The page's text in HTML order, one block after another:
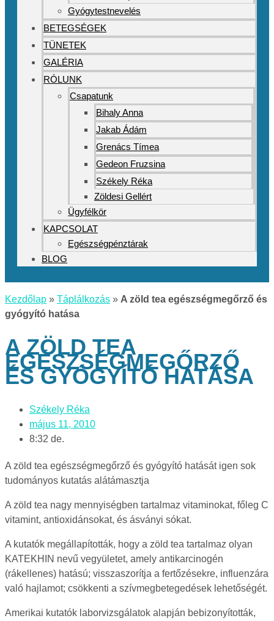
Gyógytestnevelés
BETEGSÉGEK
TÜNETEK
GALÉRIA
RÓLUNK
Csapatunk
Bihaly Anna
Jakab Ádám
Grenács Tímea
Gedeon Fruzsina
Székely Réka
Zöldesi Gellért
Ügyfélkör
KAPCSOLAT
Egészségpénztárak
BLOG
Kezdőlap » Táplálkozás » A zöld tea egészségmegőrző és
gyógyító hatása
A ZÖLD TEA
EGÉSZSÉGMEGŐRZŐ
ÉS GYÓGYÍTÓ HATÁSA
Székely Réka
május 11, 2010
8:32 de.
A zöld tea egészségmegőrző és gyógyító hatását igen sok
tudományos kutatás alátámasztja
A zöld tea nagy mennyiségben tartalmaz vitaminokat, főleg C
vitamint, antioxidánsokat, és ásványi sókat.
A kutatók megállapították, hogy a zöld tea tartalmaz olyan
KATEKHIN nevű vegyületet, amely antikarcinogén
(rákellenes) hatású; visszaszorítja a fertőzésekre, influenzára
való hajlamot; csökkenti a szívmegbetegedések lehetőségét.
Amerikai kutatók laborvizsgálatok alapján bebizonyították,